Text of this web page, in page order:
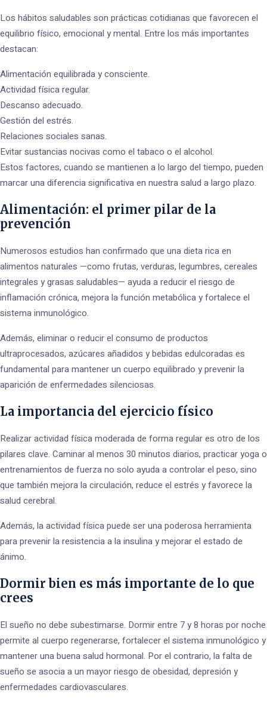
Los hábitos saludables son prácticas cotidianas que favorecen el
equilibrio físico, emocional y mental. Entre los más importantes
destacan:
Alimentación equilibrada y consciente.
Actividad física regular.
Descanso adecuado.
Gestión del estrés.
Relaciones sociales sanas.
Evitar sustancias nocivas como el tabaco o el alcohol.
Estos factores, cuando se mantienen a lo largo del tiempo, pueden
marcar una diferencia significativa en nuestra salud a largo plazo.
Alimentación: el primer pilar de la
prevención
Numerosos estudios han confirmado que una dieta rica en
alimentos naturales —como frutas, verduras, legumbres, cereales
integrales y grasas saludables— ayuda a reducir el riesgo de
inflamación crónica, mejora la función metabólica y fortalece el
sistema inmunológico.
Además, eliminar o reducir el consumo de productos
ultraprocesados, azúcares añadidos y bebidas edulcoradas es
fundamental para mantener un cuerpo equilibrado y prevenir la
aparición de enfermedades silenciosas.
La importancia del ejercicio físico
Realizar actividad física moderada de forma regular es otro de los
pilares clave. Caminar al menos 30 minutos diarios, practicar yoga o
entrenamientos de fuerza no solo ayuda a controlar el peso, sino
que también mejora la circulación, reduce el estrés y favorece la
salud cerebral.
Además, la actividad física puede ser una poderosa herramienta
para prevenir la resistencia a la insulina y mejorar el estado de
ánimo.
Dormir bien es más importante de lo que
crees
El sueño no debe subestimarse. Dormir entre 7 y 8 horas por noche
permite al cuerpo regenerarse, fortalecer el sistema inmunológico y
mantener una buena salud hormonal. Por el contrario, la falta de
sueño se asocia a un mayor riesgo de obesidad, depresión y
enfermedades cardiovasculares.